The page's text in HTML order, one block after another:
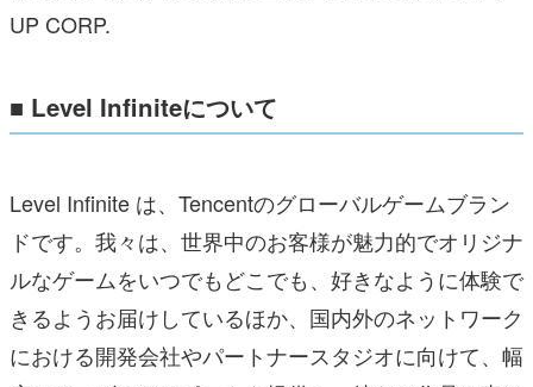
UP CORP.
■ Level Infiniteについて
Level Infinite は、Tencentのグローバルゲームブラン
ドです。我々は、世界中のお客様が魅力的でオリジナ
ルなゲームをいつでもどこでも、好きなように体験で
きるようお届けしているほか、国内外のネットワーク
における開発会社やパートナースタジオに向けて、幅